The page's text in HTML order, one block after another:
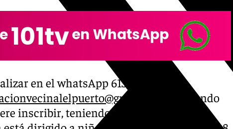
en el whatsApp 613 864 763 o
indicando
inscribir, teniendo en cuenta que en el